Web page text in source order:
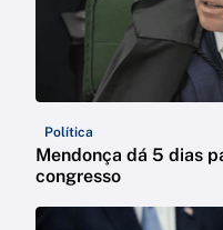
Política
Mendonça dá 5 dias
congresso